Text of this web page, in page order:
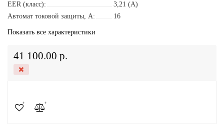
EER (класс):
3,21 (A)
Автомат токовой защиты, A:
16
Показать все характеристики
41 100.00 р.